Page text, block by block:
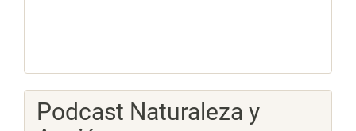
Podcast Naturaleza y